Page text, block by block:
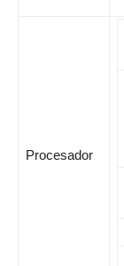
Procesador